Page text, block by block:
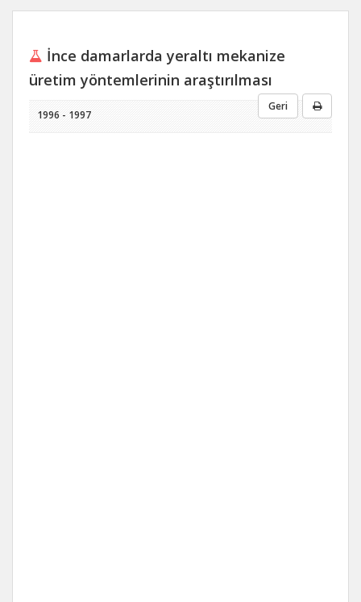
İnce damarlarda yeraltı mekanize
üretim yöntemlerinin araştırılması
Geri
1996 - 1997